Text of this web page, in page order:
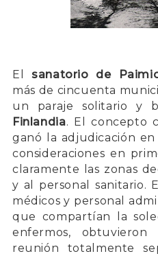
Elsanatorio de
más de cincuenta
un paraje solitario y
Finlandia. El concepto
ganó la adjudicación en
consideraciones en
claramente las zonas
y al personal sanitario.
médicos y personal
que compartían la
enfermos,
reunión totalmente